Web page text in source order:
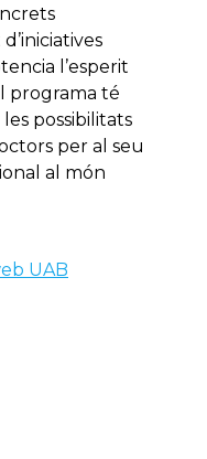
l’esperit
programa té
possibilitats
per al seu
al món
UAB